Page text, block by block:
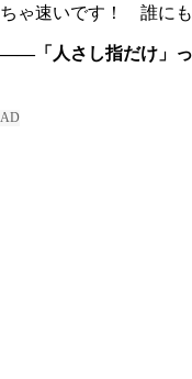
ちゃ速いです！ 誰にも
――「人さし指だけ」っ